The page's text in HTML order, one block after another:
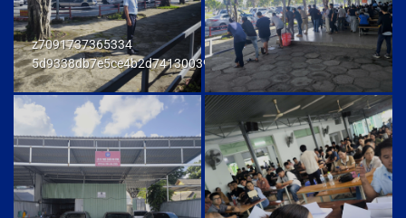
z7091737365334
5d9338db7e5ce4b2d741300392f80174